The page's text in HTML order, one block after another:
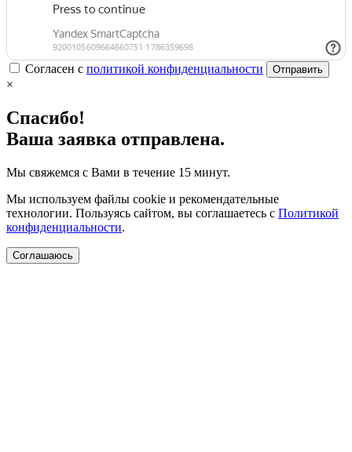
Согласен с политикой конфиденциальности Отправить
×
Спасибо!
Ваша заявка отправлена.
Мы свяжемся с Вами в течение 15 минут.
Мы используем файлы cookie и рекомендательные
технологии. Пользуясь сайтом, вы соглашаетесь с Политикой
конфиденциальности.
Соглашаюсь